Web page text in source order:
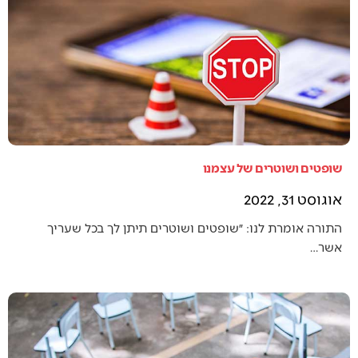
שופטים ושוטרים של עצמנו
אוגוסט 31, 2022
התורה אומרת לנו: ״שופטים ושוטרים תיתן לך בכל שעריך
אשר…